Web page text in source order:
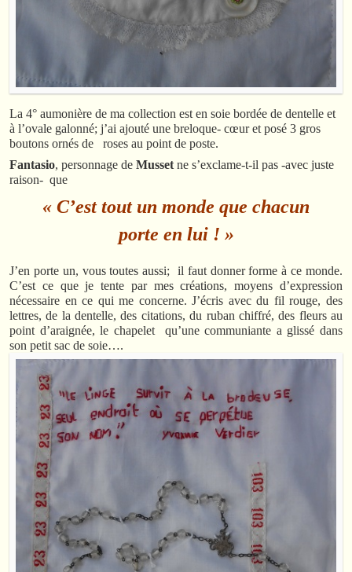
La 4° aumonière de ma collection est en soie bordée de dentelle et
à l’ovale galonné; j’ai ajouté une breloque- cœur et posé 3 gros
boutons ornés de roses au point de poste.
Fantasio, personnage de Musset ne s’exclame-t-il pas -avec juste
raison- que
« C’est tout un monde que chacun
porte en lui ! »
J’en porte un, vous toutes aussi; il faut donner forme à ce monde.
C’est ce que je tente par mes créations, moyens d’expression
nécessaire en ce qui me concerne. J’écris avec du fil rouge, des
lettres, de la dentelle, des citations, du ruban chiffré, des fleurs au
point d’araignée, le chapelet qu’une communiante a glissé dans
son petit sac de soie….